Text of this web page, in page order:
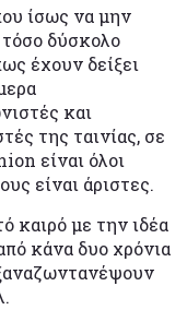
ίσως να μην
τόσο δύσκολο
έχουν δείξει
και
της ταινίας, σε
είναι όλοι
είναι άριστες.
καιρό με την ιδέα
κάνα δυο χρόνια